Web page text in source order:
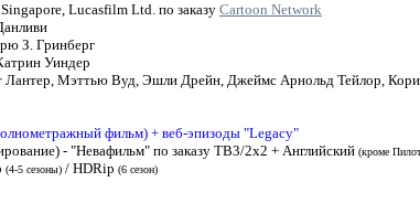
Lucasfilm Ltd. по заказуCartoon Network
З. Гринберг
Уиндер
Лантер, Мэттью Вуд, Эшли Дрейн, Джеймс Арнольд Тейлор,
фильм) + веб-эпизоды "Legacy"
- "Невафильм" по заказу ТВ3/2x2 + Английский (кроме
(4-5 сезоны) / HDRip (6 сезон)